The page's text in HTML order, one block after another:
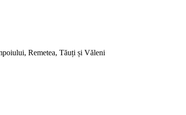
Remetea, Tăuți și Văleni